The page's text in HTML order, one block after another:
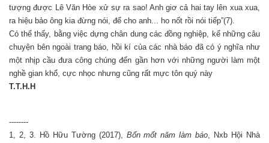
tượng được Lê Văn Hòe xử sự ra sao! Anh giơ cả hai tay lên xua xua,
ra hiệu bảo ông kia đừng nói, để cho anh... ho nốt rồi nói tiếp”(7).
Có thể thấy, bằng việc dựng chân dung các đồng nghiệp, kể những câu
chuyện bên ngoài trang báo, hồi kí của các nhà báo đã có ý nghĩa như
một nhịp cầu đưa công chúng đến gần hơn với những người làm một
nghề gian khổ, cực nhọc nhưng cũng rất mực tôn quý này
T.T.H.H
--------
1, 2, 3. Hồ Hữu Tường (2017), Bốn mốt năm làm báo, Nxb Hội Nhà